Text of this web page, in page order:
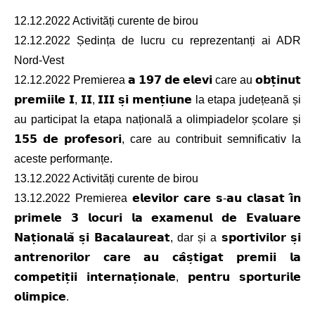
12.12.2022 Activități curente de birou
12.12.2022 Ședința de lucru cu reprezentanți ai ADR
Nord-Vest
12.12.2022 Premierea 𝗮 𝟭𝟵𝟳 𝗱𝗲 𝗲𝗹𝗲𝘃𝗶 care au 𝗼𝗯𝘁̦𝗶𝗻𝘂𝘁
𝗽𝗿𝗲𝗺𝗶𝗶𝗹𝗲 𝗜, 𝗜𝗜, 𝗜𝗜𝗜 𝘀̦𝗶 𝗺𝗲𝗻𝘁̦𝗶𝘂𝗻𝗲 la etapa județeană și
au participat la etapa națională a olimpiadelor școlare și
𝟭𝟱𝟱 𝗱𝗲 𝗽𝗿𝗼𝗳𝗲𝘀𝗼𝗿𝗶, care au contribuit semnificativ la
aceste performanțe.
13.12.2022 Activități curente de birou
13.12.2022 Premierea 𝗲𝗹𝗲𝘃𝗶𝗹𝗼𝗿 𝗰𝗮𝗿𝗲 𝘀-𝗮𝘂 𝗰𝗹𝗮𝘀𝗮𝘁 𝗶̂𝗻
𝗽𝗿𝗶𝗺𝗲𝗹𝗲 𝟯 𝗹𝗼𝗰𝘂𝗿𝗶 𝗹𝗮 𝗲𝘅𝗮𝗺𝗲𝗻𝘂𝗹 𝗱𝗲 𝗘𝘃𝗮𝗹𝘂𝗮𝗿𝗲
𝗡𝗮𝘁̦𝗶𝗼𝗻𝗮𝗹𝗮̆ 𝘀̦𝗶 𝗕𝗮𝗰𝗮𝗹𝗮𝘂𝗿𝗲𝗮𝘁, dar și a 𝘀𝗽𝗼𝗿𝘁𝗶𝘃𝗶𝗹𝗼𝗿 𝘀̦𝗶
𝗮𝗻𝘁𝗿𝗲𝗻𝗼𝗿𝗶𝗹𝗼𝗿 𝗰𝗮𝗿𝗲 𝗮𝘂 𝗰𝗮̂𝘀̦𝘁𝗶𝗴𝗮𝘁 𝗽𝗿𝗲𝗺𝗶𝗶 𝗹𝗮
𝗰𝗼𝗺𝗽𝗲𝘁𝗶𝘁̦𝗶𝗶 𝗶𝗻𝘁𝗲𝗿𝗻𝗮𝘁̦𝗶𝗼𝗻𝗮𝗹𝗲, 𝗽𝗲𝗻𝘁𝗿𝘂 𝘀𝗽𝗼𝗿𝘁𝘂𝗿𝗶𝗹𝗲
𝗼𝗹𝗶𝗺𝗽𝗶𝗰𝗲.